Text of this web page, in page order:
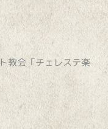
教会「チェレステ楽